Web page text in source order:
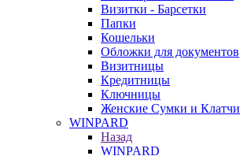
Визитки - Барсетки
Папки
Кошельки
Обложки для документов
Визитницы
Кредитницы
Ключницы
Женские Сумки и Клатчи
WINPARD
Назад
WINPARD